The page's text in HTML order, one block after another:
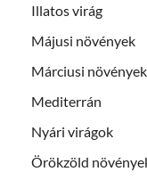
Illatos virág
Májusi növények
Márciusi növények
Mediterrán
Nyári virágok
Örökzöld